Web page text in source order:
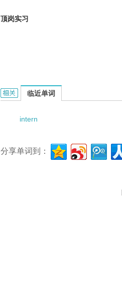
顶岗实习
internship program的相关资料：
临近单词
intern
分享单词到：